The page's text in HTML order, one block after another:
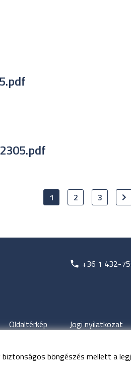
böngészés mellett a
1 2 3
+36 1 432-
Oldaltérkép Jogi nyilatkozat
©Minden jog fenntartva